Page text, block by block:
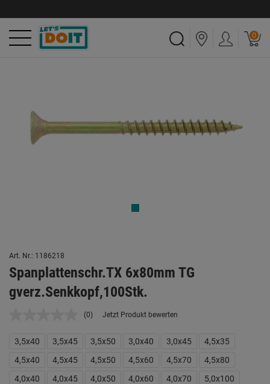
0
Art. Nr.: 1186218
Spanplattenschr.TX 6x80mm TG
gverz.Senkkopf,100Stk.
Kein
Link
auf
derselben
Seite.
(0) Jetzt Produkt bewerten
3,5x40 3,5x45 3,5x50 3,0x40 3,0x45
4,5x35
4,5x40
4,5x45 4,5x50 4,5x60 4,5x70
4,5x80
4,0x40
4,0x45 4,0x50 4,0x60 4,0x70
5,0x100